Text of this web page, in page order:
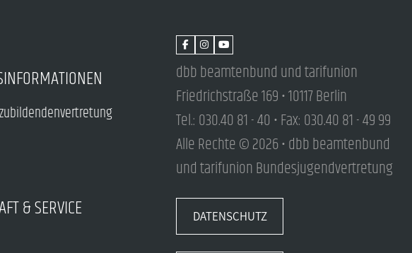
& SERVICE
dbb beamtenbund und tarifunion
Friedrichstraße 169 • 10117 Berlin
Tel.: 030.40 81 - 40 • Fax: 030.40 81 - 49 99
Alle Rechte © 2026 • dbb beamtenbund
und tarifunion Bundesjugendvertretung
DATENSCHUTZ